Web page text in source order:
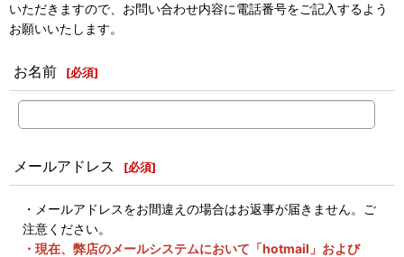
いただきますので、お問い合わせ内容に電話番号をご記入するよう
お願いいたします。
お名前 [必須]
メールアドレス [必須]
・メールアドレスをお間違えの場合はお返事が届きません。ご
注意ください。
・現在、弊店のメールシステムにおいて「hotmail」および